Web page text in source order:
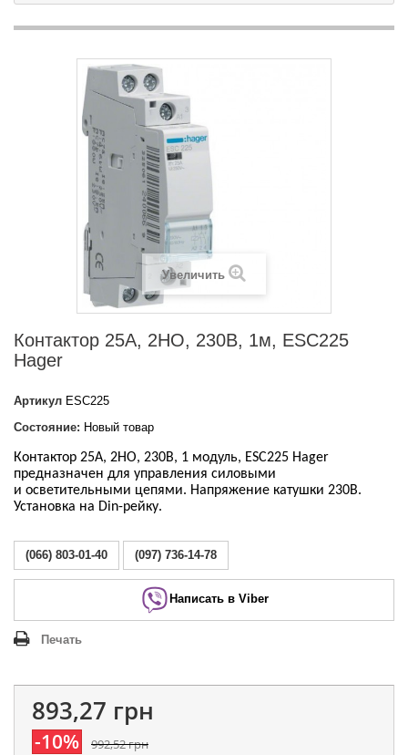
Увеличить
Контактор 25A, 2НО, 230В, 1м, ESC225
Hager
Артикул ESC225
Состояние: Новый товар
Контактор 25A, 2НО, 230В, 1 модуль, ESC225 Hager
предназначен для управления силовыми
и осветительными цепями. Напряжение катушки 230В.
Установка на Din-рейку.
(066) 803-01-40 (097) 736-14-78
Написать в Viber
Печать
893,27 грн
-10% 992,52 грн